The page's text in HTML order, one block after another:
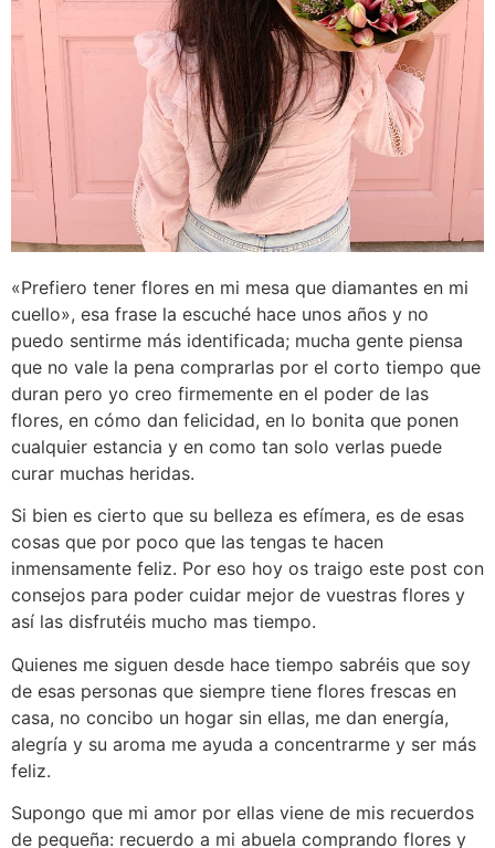
«Prefiero tener flores en mi mesa que diamantes en mi
cuello», esa frase la escuché hace unos años y no
puedo sentirme más identificada; mucha gente piensa
que no vale la pena comprarlas por el corto tiempo que
duran pero yo creo firmemente en el poder de las
flores, en cómo dan felicidad, en lo bonita que ponen
cualquier estancia y en como tan solo verlas puede
curar muchas heridas.
Si bien es cierto que su belleza es efímera, es de esas
cosas que por poco que las tengas te hacen
inmensamente feliz. Por eso hoy os traigo este post con
consejos para poder cuidar mejor de vuestras flores y
así las disfrutéis mucho mas tiempo.
Quienes me siguen desde hace tiempo sabréis que soy
de esas personas que siempre tiene flores frescas en
casa, no concibo un hogar sin ellas, me dan energía,
alegría y su aroma me ayuda a concentrarme y ser más
feliz.
Supongo que mi amor por ellas viene de mis recuerdos
de pequeña: recuerdo a mi abuela comprando flores y